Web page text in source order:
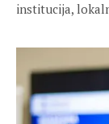
institucija,